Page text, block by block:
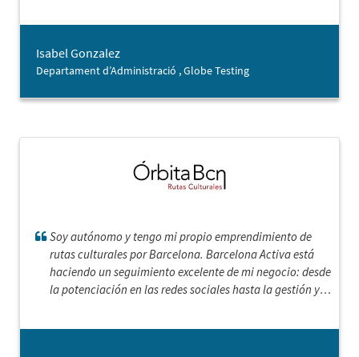
Isabel Gonzalez
Departament d’Administració , Globe Testing
Soy autónomo y tengo mi propio emprendimiento de
rutas culturales por Barcelona. Barcelona Activa está
haciendo un seguimiento excelente de mi negocio: desde
la potenciación en las redes sociales hasta la gestión y